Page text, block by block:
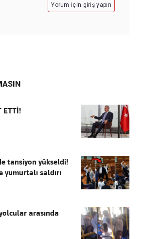
Yorum için giriş yapın
ETTİ!
tansiyon yükseldi!
saldırı
arasında